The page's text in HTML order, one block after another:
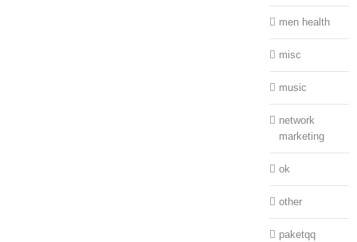
men health
misc
music
network
marketing
ok
other
paketqq